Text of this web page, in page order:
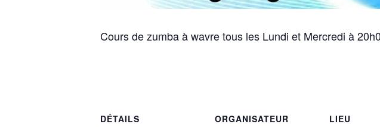
Cours de zumba à wavre tous les Lundi et Mercredi à
DÉTAILS
ORGANISATEUR
LIEU